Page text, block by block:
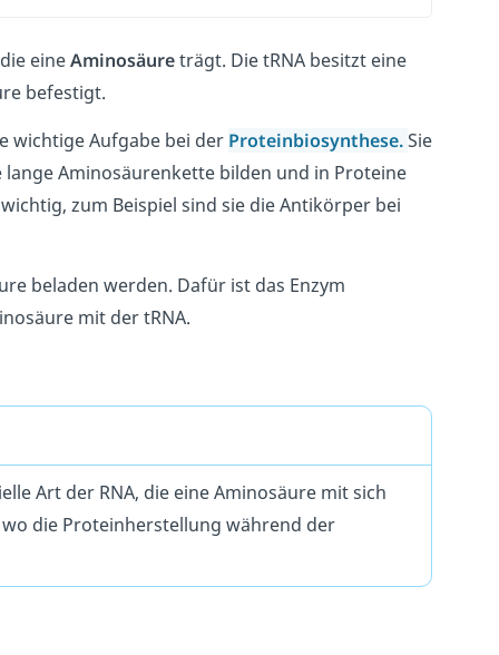
eineAminosäureträgt. Die tRNA besitzt eine
befestigt.
wichtige Aufgabe bei der Proteinbiosynthese.Sie
Aminosäurenkette bilden und in Proteine
zum Beispiel sind sie die Antikörper bei
beladen werden. Dafür ist das Enzym
mit der tRNA.
Art der RNA, die eine Aminosäure mit sich
die Proteinherstellung während der